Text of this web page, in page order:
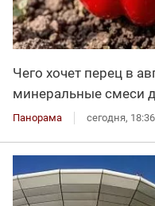
Чего хочет перец в
минеральные смеси
Панорама сегодня, 18:36